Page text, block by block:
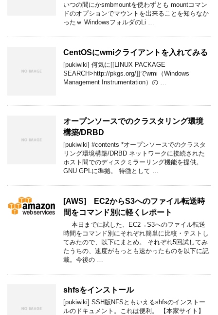
いつの間にかsmbmountを使わずとも mountコマン
ドのオプションでマウントを出来ることを知らなか
ったｗ WindowsフォルダのLi …
CentOSにwmiクライアントを入れてみる
[pukiwiki] 何気に[[LINUX PACKAGE
SEARCH>http://pkgs.org/]]でwmi（Windows
Management Instrumentation）の …
オープンソースでのクラスタリング環境
構築/DRBD
[pukiwiki] #contents *オープンソースでのクラスタ
リング環境構築/DRBD ネットワークに接続された
ホスト間でのディスクミラーリング機能を提供。
GNU GPLに準拠。 特徴として …
[AWS] EC2からS3へのファイル転送時
間をコマンド別に軽くレポート
本日までに試した、EC2→S3へのファイル転送
時間をコマンド別にそれぞれ簡単に比較・テストし
てみたので、以下にまとめ。 それぞれ5回試してみ
たうちの、速度がもっとも速かったものを以下に記
載。今後の …
shfsをインストール
[pukiwiki] SSH版NFSともいえるshfsのインストー
ルのドキュメント。これは便利。 【本家サイト】